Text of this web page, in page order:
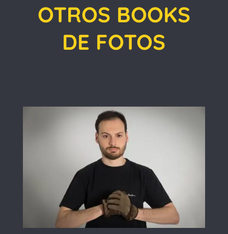
OTROS BOOKS
DE FOTOS